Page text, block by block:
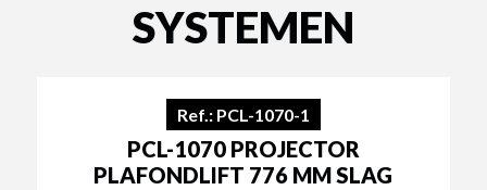
SYSTEMEN
Ref.: PCL-1070-1
PCL-1070 PROJECTOR
PLAFONDLIFT 776 MM SLAG